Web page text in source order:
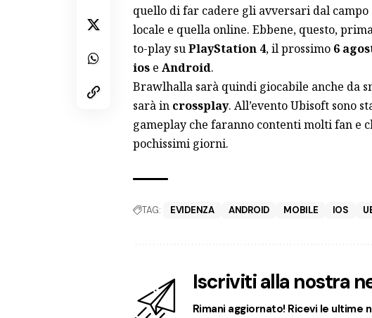
quello di far cadere gli avversari dal
locale e quella online. Ebbene, questo,
to-play suPlayStation 4, il prossimo 6
iose Android.
Brawlhalla sarà quindi giocabile anche da
sarà in crossplay. All’evento Ubisoft sono
gameplay che faranno contenti molti fan e
pochissimi giorni.
TAG: EVIDENZA ANDROID MOBILE IOS
Iscriviti alla nostra
Rimani aggiornato! Ricevi le